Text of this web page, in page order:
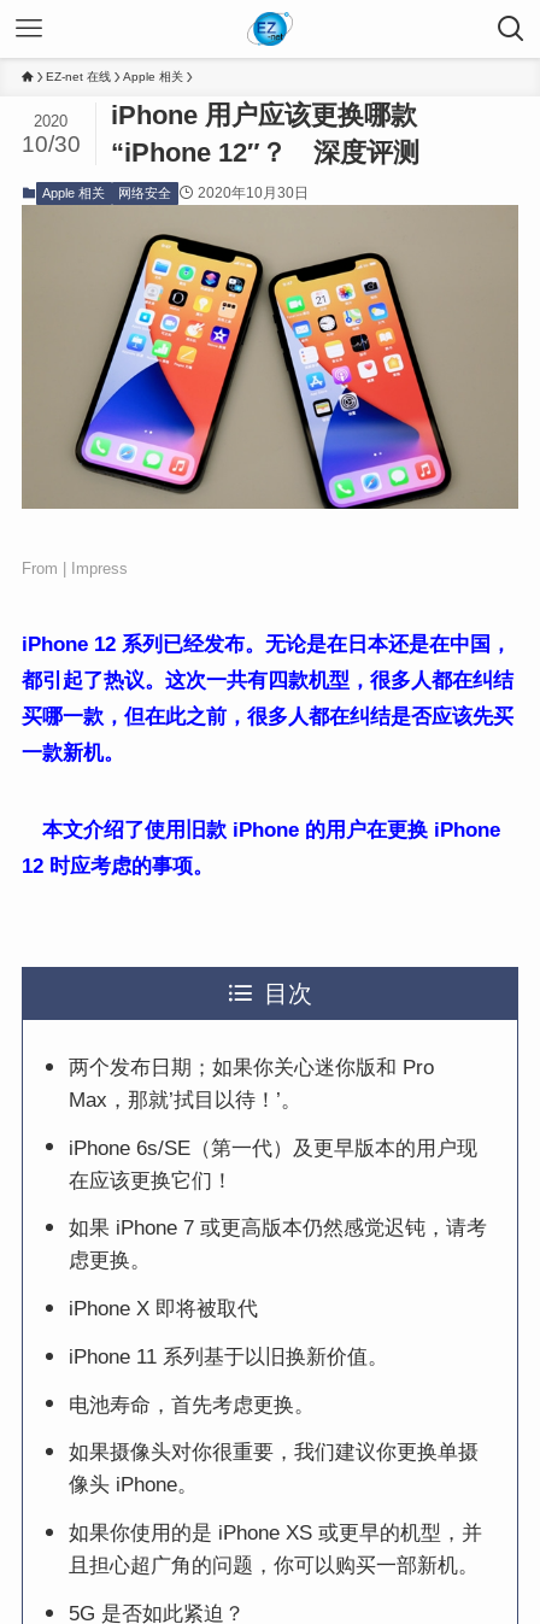
EZ-net 在线 Apple 相关
iPhone 用户应该更换哪款
“iPhone 12″？ 深度评测
2020
10/30
Apple 相关 网络安全 2020年10月30日
From | Impress
iPhone 12 系列已经发布。无论是在日本还是在中国，
都引起了热议。这次一共有四款机型，很多人都在纠结
买哪一款，但在此之前，很多人都在纠结是否应该先买
一款新机。
本文介绍了使用旧款 iPhone 的用户在更换 iPhone
12 时应考虑的事项。
目次
两个发布日期；如果你关心迷你版和 Pro
Max，那就’拭目以待！’。
iPhone 6s/SE（第一代）及更早版本的用户现
在应该更换它们！
如果 iPhone 7 或更高版本仍然感觉迟钝，请考
虑更换。
iPhone X 即将被取代
iPhone 11 系列基于以旧换新价值。
电池寿命，首先考虑更换。
如果摄像头对你很重要，我们建议你更换单摄
像头 iPhone。
如果你使用的是 iPhone XS 或更早的机型，并
且担心超广角的问题，你可以购买一部新机。
5G 是否如此紧迫？